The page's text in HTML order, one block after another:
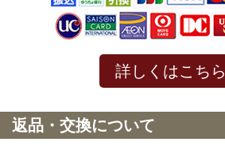
詳しくはこちら
返品・交換について